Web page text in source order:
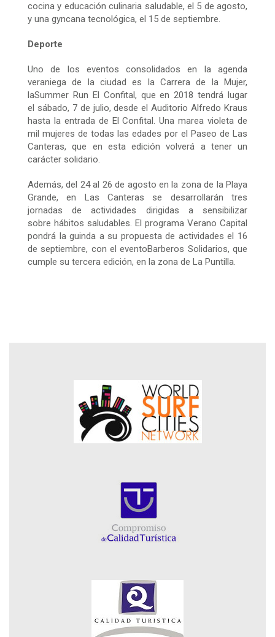
cocina y educación culinaria saludable, el 5 de agosto,
y una gyncana tecnológica, el 15 de septiembre.
Deporte
Uno de los eventos consolidados en la agenda
veraniega de la ciudad es la Carrera de la Mujer,
laSummer Run El Confital, que en 2018 tendrá lugar
el sábado, 7 de julio, desde el Auditorio Alfredo Kraus
hasta la entrada de El Confital. Una marea violeta de
mil mujeres de todas las edades por el Paseo de Las
Canteras, que en esta edición volverá a tener un
carácter solidario.
Además, del 24 al 26 de agosto en la zona de la Playa
Grande, en Las Canteras se desarrollarán tres
jornadas de actividades dirigidas a sensibilizar
sobre hábitos saludables. El programa Verano Capital
pondrá la guinda a su propuesta de actividades el 16
de septiembre, con el eventoBarberos Solidarios, que
cumple su tercera edición, en la zona de La Puntilla.